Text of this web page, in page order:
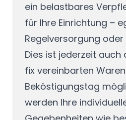
ein belastbares
für Ihre Einrichtung –
Regelversorgung
Dies ist jederzeit auch
fix vereinbarten
Beköstigungstag
werden Ihre